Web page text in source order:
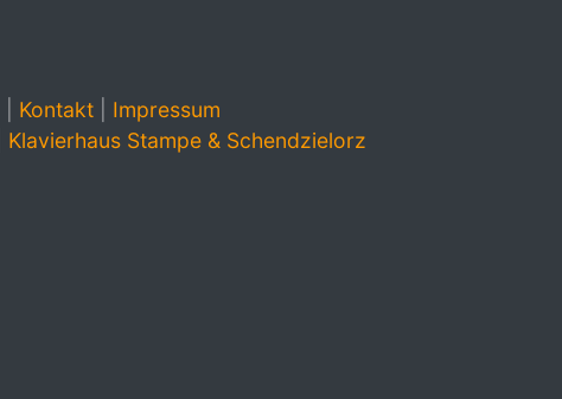
Kontakt| Impressum
Klavierhaus Stampe & Schendzielorz